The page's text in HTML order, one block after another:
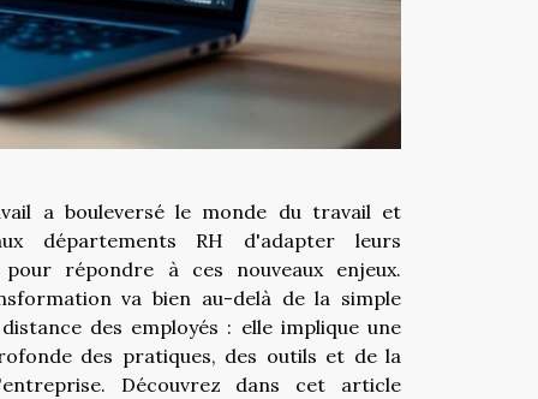
a bouleversé le monde du travail et
départements RH d'adapter leurs
pour répondre à ces nouveaux enjeux.
va bien au-delà de la simple
des employés : elle implique une
des pratiques, des outils et de la
Découvrez dans cet article